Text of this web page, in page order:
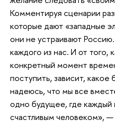
Комментируя сценарии
которые дают «западные
они не устраивают
каждого из нас. И от того,
конкретный момент
поступить, зависит,
надеюсь, что мы все
одно будущее, где каждый
счастливым человеком»,